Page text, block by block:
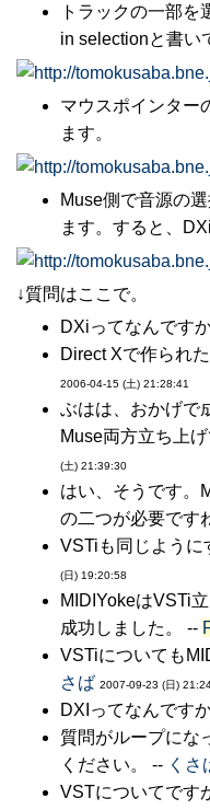
トラックの一部を
in selectionと書い
マウスポインター
ます。
Muse側で音源の
ます。すると、
↓質問はここで。
DXiってなんです
Direct Xで作られ
2006-04-15 (土) 21:28:41
ぶはは、おかげ
Muse両方立ち上
(土) 21:39:30
はい、そうです。
の二つが必要です
VSTiも同じように
(日) 19:20:58
MIDIYokeはVSTi
成功しました。 --
VSTiについても
さば 2007-09-23 (日)
DXIってなんです
質問がループにな
ください。 -- くさ
VSTについてです